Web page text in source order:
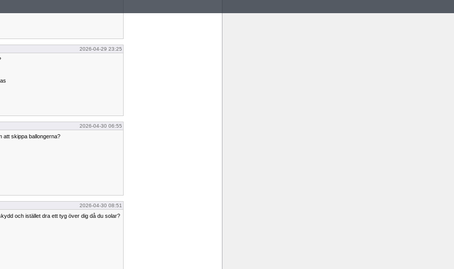
2026-04-29 23:25
2026-04-30 06:55
att skippa ballongerna?
2026-04-30 08:51
och istället dra ett tyg över dig då du solar?